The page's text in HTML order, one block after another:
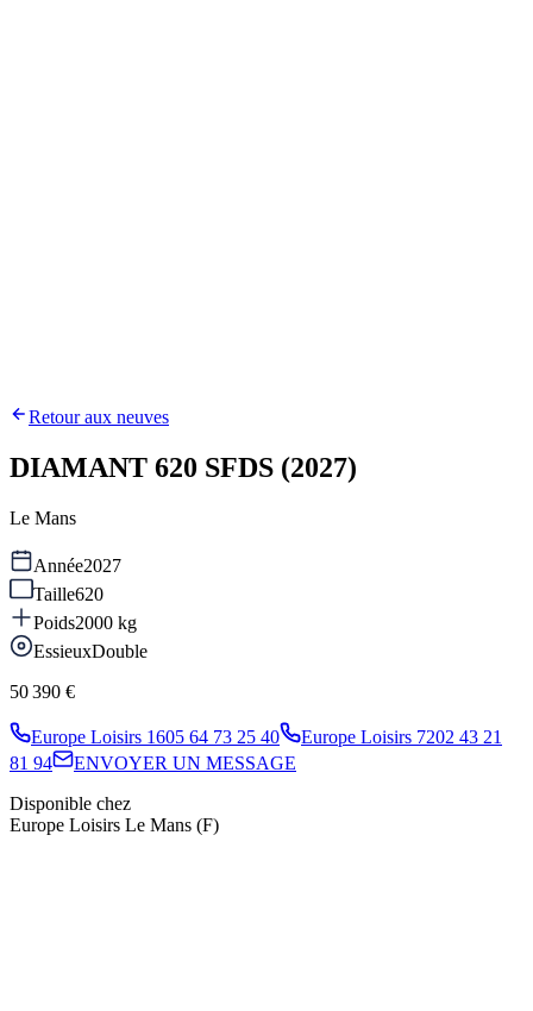
Retour aux neuves
DIAMANT 620 SFDS (2027)
Le Mans
Année2027
Taille620
Poids2000 kg
EssieuxDouble
50 390 €
Europe Loisirs 1605 64 73 25 40 Europe Loisirs 7202 43 21
81 94
ENVOYER UN MESSAGE
Disponible chez
Europe Loisirs Le Mans (F)